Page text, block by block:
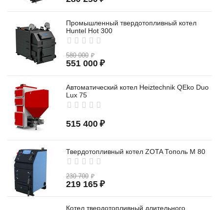
Промышленный твердотопливный котел
Huntel Hot 300
580 000 ₽
551 000 ₽
Автоматический котел Heiztechnik QEko Duo
Lux 75
515 400 ₽
Твердотопливный котел ZOTA Тополь М 80
230 700 ₽
219 165 ₽
Котел твердотопливный длительного